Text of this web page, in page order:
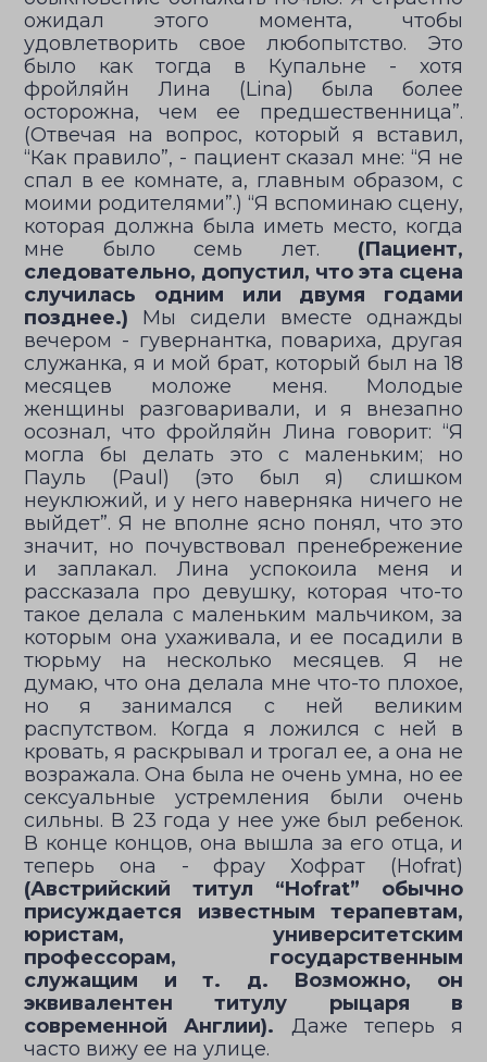
ожидал этого момента, чтобы
удовлетворить свое любопытство. Это
было как тогда в Купальне - хотя
фройляйн Лина (Lina) была более
осторожна, чем ее предшественница”.
(Отвечая на вопрос, который я вставил,
“Как правило”, - пациент сказал мне: “Я не
спал в ее комнате, а, главным образом, с
моими родителями”.) “Я вспоминаю сцену,
которая должна была иметь место, когда
мне было семь лет. (Пациент,
следовательно, допустил, что эта сцена
случилась одним или двумя годами
позднее.) Мы сидели вместе однажды
вечером - гувернантка, повариха, другая
служанка, я и мой брат, который был на 18
месяцев моложе меня. Молодые
женщины разговаривали, и я внезапно
осознал, что фройляйн Лина говорит: “Я
могла бы делать это с маленьким; но
Пауль (Paul) (это был я) слишком
неуклюжий, и у него наверняка ничего не
выйдет”. Я не вполне ясно понял, что это
значит, но почувствовал пренебрежение
и заплакал. Лина успокоила меня и
рассказала про девушку, которая что-то
такое делала с маленьким мальчиком, за
которым она ухаживала, и ее посадили в
тюрьму на несколько месяцев. Я не
думаю, что она делала мне что-то плохое,
но я занимался с ней великим
распутством. Когда я ложился с ней в
кровать, я раскрывал и трогал ее, а она не
возражала. Она была не очень умна, но ее
сексуальные устремления были очень
сильны. В 23 года у нее уже был ребенок.
В конце концов, она вышла за его отца, и
теперь она - фрау Хофрат (Hofrat)
(Австрийский титул “Hofrat” обычно
присуждается известным терапевтам,
юристам, университетским
профессорам, государственным
служащим и т. д. Возможно, он
эквивалентен титулу рыцаря в
современной Англии). Даже теперь я
часто вижу ее на улице.